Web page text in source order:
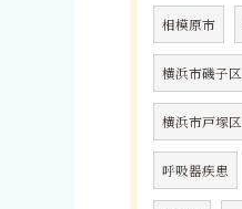
相模原市
横浜市磯子区
横浜市戸塚区
呼吸器疾患